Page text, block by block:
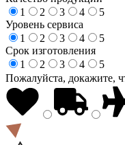
1
2 3 4
5
Уровень сервиса
1
2 3 4
5
Срок изготовления
1
2 3 4
5
Пожалуйста, докажите,